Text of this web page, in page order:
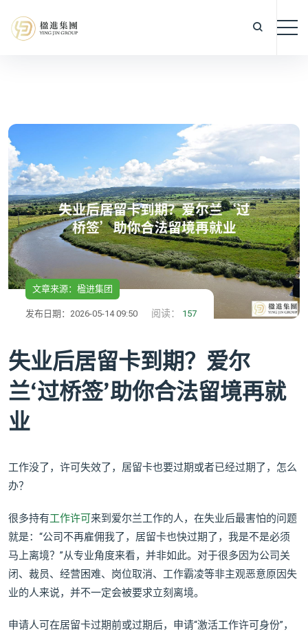
文章来源：楹进集团
发布日期：2026-05-14 09:50 阅读： 157
失业后居留卡到期？爱尔
兰‘过桥签’助你合法留境再就
业
工作没了，许可失效了，居留卡也要过期或者已经过期了，怎么
办？
很多持有工作许可来到爱尔兰工作的人，在失业后最害怕的问题
就是：“公司不再雇佣我了，居留卡也快过期了，我是不是必须
马上离境？”从专业角度来看，并非如此。对于很多因为公司关
闭、裁员、经营困难、岗位取消、工作霸凌等非主观恶意原因失
业的人来说，并不一定会被要求立刻离境。
申请人可在居留卡过期前或过期后，申请“激活工作许可身份”，